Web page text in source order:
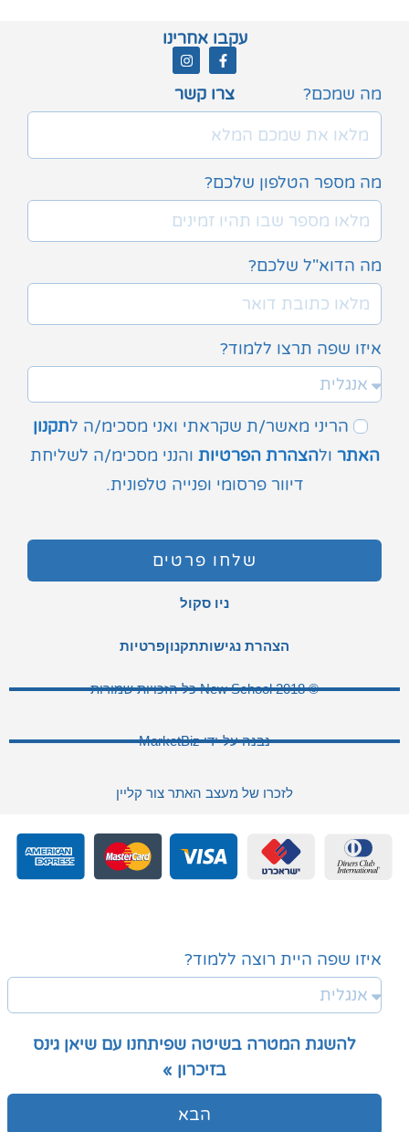
עקבו אחרינו
צרו קשר מה שמכם?
מה מספר הטלפון שלכם?
מה הדוא"ל שלכם?
איזו שפה תרצו ללמוד?
הריני מאשר/ת שקראתי ואני מסכימ/ה לתקנון
האתר ולהצהרת הפרטיות והנני מסכימ/ה לשליחת
דיוור פרסומי ופנייה טלפונית.
שלחו פרטים
ניו סקול
הצהרת נגישותתקנוןפרטיות
© 2018 New School כל הזכויות שמורות
נבנה על-ידי MarketBiz
לזכרו של מעצב האתר צור קליין
איזו שפה היית רוצה ללמוד?
להשגת המטרה בשיטה שפיתחנו עם שיאן גינס
בזיכרון »
הבא